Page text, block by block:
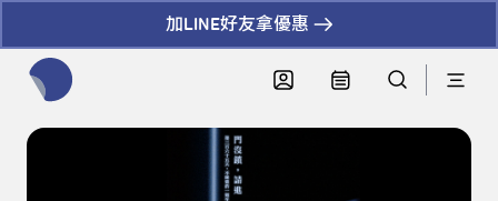
加LINE好友拿優惠